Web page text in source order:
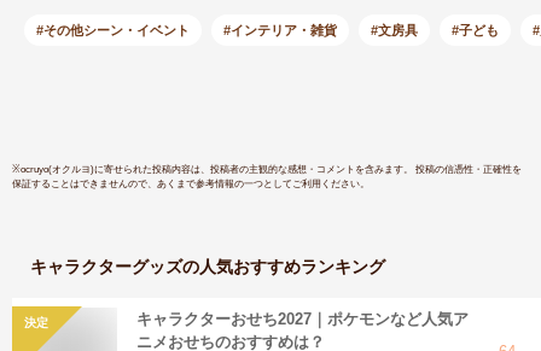
筆箱 小学校 かっこ
自由帳と
#その他シーン・イベント #インテリア・雑貨 #文房具 #子ども
※ocruyo(オクルヨ)に寄せられた投稿内容は、投稿者の主観的な感想・コメントを含みます。 投稿の信憑性・正確性を
保証することはできませんので、あくまで参考情報の一つとしてご利用ください。
キャラクターグッズの人気おすすめランキング
決定
キャラクターおせち2027｜ポケモンなど人気ア
ニメおせちのおすすめは？